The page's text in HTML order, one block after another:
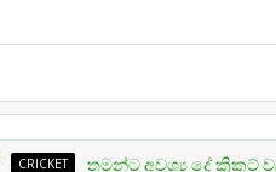
තමන්ට අවශ්‍ය දේ ක්‍රිකට් වල සිදු